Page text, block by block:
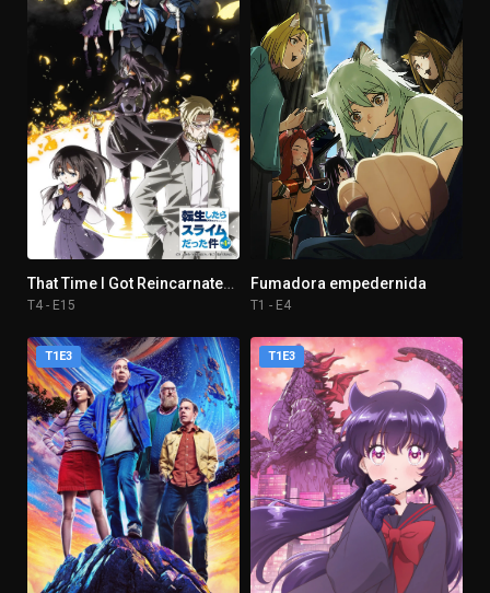
That Time I Got Reincarnated as a Slime
T4 - E15
Fumadora empedernida
T1 - E4
T1E3 T1E3